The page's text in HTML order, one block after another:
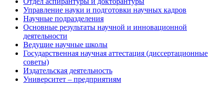
Управление науки и подготовки научных кадров
Научные подразделения
Основные результаты научной и инновационной
деятельности
Ведущие научные школы
Государственная научная аттестация (диссертационные
советы)
Издательская деятельность
Университет – предприятиям